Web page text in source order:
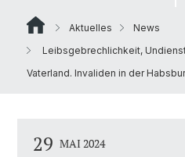
Aktuelles
News
Leibsgebrechlichkeit,
Vaterland. Invaliden in der
29 MAI 2024